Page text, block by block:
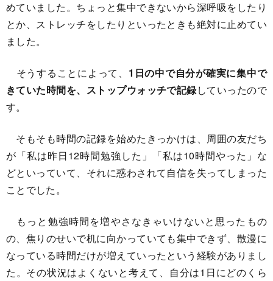
めていました。ちょっと集中できないから深呼吸をしたり
とか、ストレッチをしたりといったときも絶対に止めてい
ました。
そうすることによって、 1日の中で自分が確実に集中で
きていた時間を、ストップウォッチで記録していったので
す。
そもそも時間の記録を始めたきっかけは、周囲の友だち
が「私は昨日12時間勉強した」「私は10時間やった」な
どといっていて、それに惑わされて自信を失ってしまった
ことでした。
もっと勉強時間を増やさなきゃいけないと思ったもの
の、焦りのせいで机に向かっていても集中できず、散漫に
なっている時間だけが増えていったという経験がありまし
た。その状況はよくないと考えて、自分は1日にどのくら